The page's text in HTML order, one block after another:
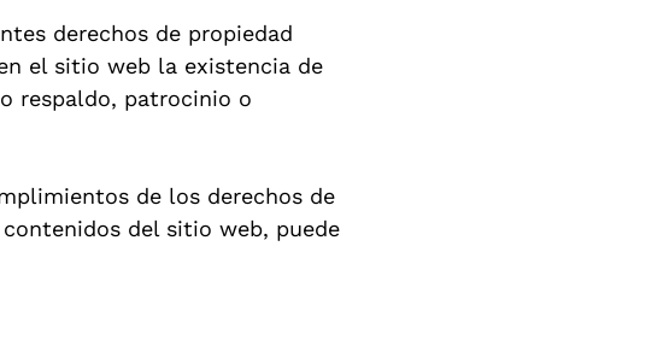
derechos de propiedad
el sitio web la existencia de
respaldo, patrocinio o
de los derechos de
del sitio web, puede